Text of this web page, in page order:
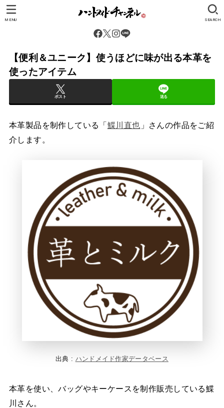
SEARCH
MENU
【便利＆ユニーク】使うほどに味が出る本革を
使ったアイテム
ポスト 送る
本革製品を制作している「鰈川直也 」さんの作品をご紹
介します。
出典 : ハンドメイド作家データベース
本革を使い、バッグやキーケースを制作販売している鰈
川さん。